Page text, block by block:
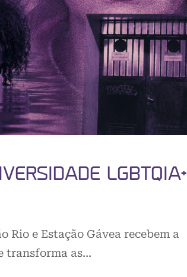
LGBTQIA+
Rio e Estação Gávea recebem a
transforma as…